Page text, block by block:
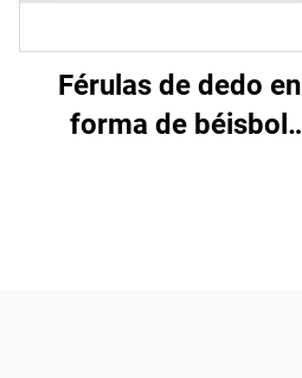
Férulas de dedo en
forma de béisbol